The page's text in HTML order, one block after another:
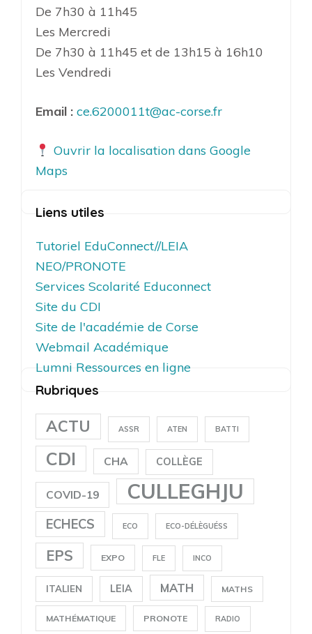
De 7h30 à 11h45
Les Mercredi
De 7h30 à 11h45 et de 13h15 à 16h10
Les Vendredi
Email : ce.6200011t@ac-corse.fr
Ouvrir la localisation dans Google
Maps
Liens utiles
Tutoriel EduConnect//LEIA
NEO/PRONOTE
Services Scolarité Educonnect
Site du CDI
Site de l'académie de Corse
Webmail Académique
Lumni Ressources en ligne
Rubriques
ACTU ASSR ATEN BATTI
CDI CHA COLLÈGE
COVID-19 CULLEGHJU
ECHECS ECO ECO-DÉLÈGUÉSS
EPS EXPO FLE INCO
ITALIEN LEIA MATH MATHS
MATHÉMATIQUE PRONOTE RADIO